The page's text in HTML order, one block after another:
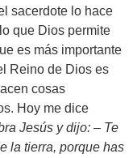
sacerdote lo hace
que Dios permite
es más importante
Reino de Dios es
cosas
Hoy me dice
Jesús y dijo: – Te
la tierra, porque has